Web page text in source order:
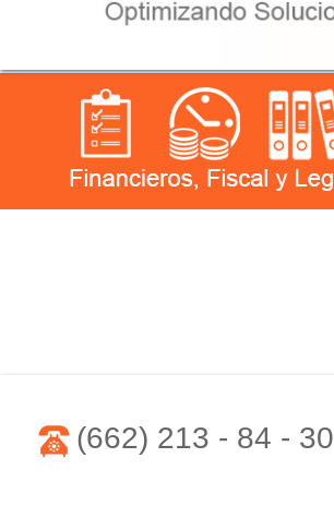
(662) 213 - 84 - 30